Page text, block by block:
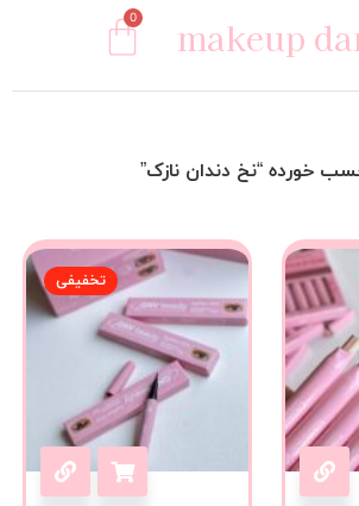
makeup
0
خورده “نخ دندان نازک”
تخفیفی